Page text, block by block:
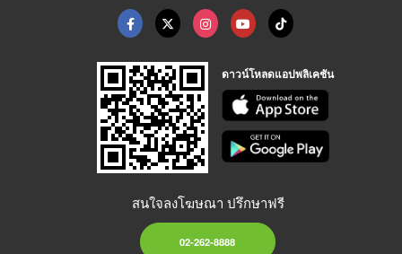
ดาวน์โหลดแอปพลิเคชัน
สนใจลงโฆษณา ปรึกษาฟรี
02-262-8888